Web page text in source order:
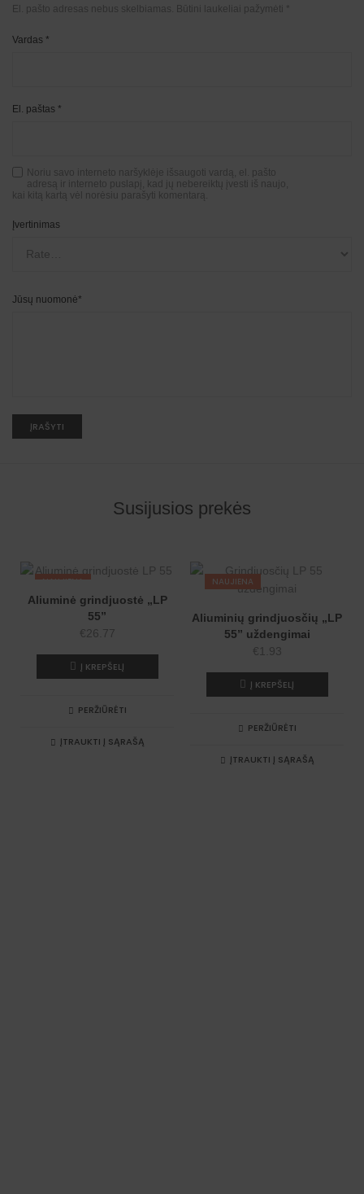
El. pašto adresas nebus skelbiamas. Būtini laukeliai pažymėti
Vardas *
El. paštas *
Noriu savo interneto naršyklėje išsaugoti vardą, el. pašto
adresą ir interneto puslapį, kad jų nebereiktų įvesti iš naujo,
kai kitą kartą vėl norėsiu parašyti komentarą.
Įvertinimas
Jūsų nuomonė*
:
Susijusios prekės
NAUJIENA
Aliuminė grindjuostė „LP
55”
€26.77
Į KREPŠELĮ
PERŽIŪRĖTI
ĮTRAUKTI Į SĄRAŠĄ
NAUJIENA
Aliuminių grindjuosčių „LP
55” uždengimai
€ 1.93
Į KREPŠELĮ
PERŽIŪRĖTI
ĮTRAUKTI Į SĄRAŠĄ